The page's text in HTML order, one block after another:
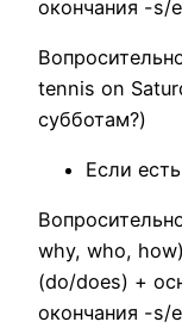
окончания -s/
tennis on
субботам?)
Если
why, who,
(do/does) +
окончания -s/